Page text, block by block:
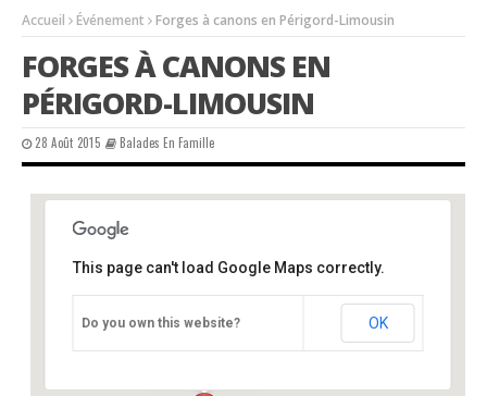
Accueil Événement Forges à canons en Périgord-Limousin
FORGES À CANONS EN
PÉRIGORD-LIMOUSIN
28 Août 2015 Balades En Famille
CPIE
Événements
This page can't load Google Maps correctly.
Do you own this website? OK